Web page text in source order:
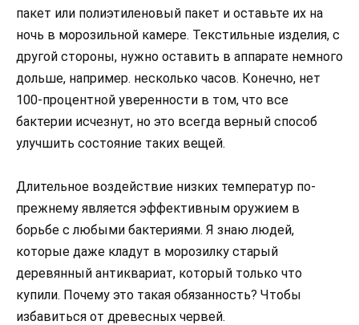
пакет или полиэтиленовый пакет и оставьте их на
ночь в морозильной камере. Текстильные изделия, с
другой стороны, нужно оставить в аппарате немного
дольше, например. несколько часов. Конечно, нет
100-процентной уверенности в том, что все
бактерии исчезнут, но это всегда верный способ
улучшить состояние таких вещей.
Длительное воздействие низких температур по-
прежнему является эффективным оружием в
борьбе с любыми бактериями. Я знаю людей,
которые даже кладут в морозилку старый
деревянный антиквариат, который только что
купили. Почему это такая обязанность? Чтобы
избавиться от древесных червей.